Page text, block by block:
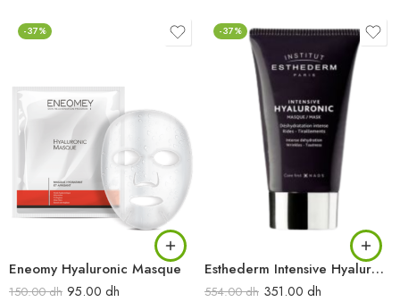
-37%
Eneomy Hyaluronic Masque
150.00dh 95.00 dh
-37%
Esthederm Intensive Hyaluronic Masque 75ML
554.00dh 351.00 dh